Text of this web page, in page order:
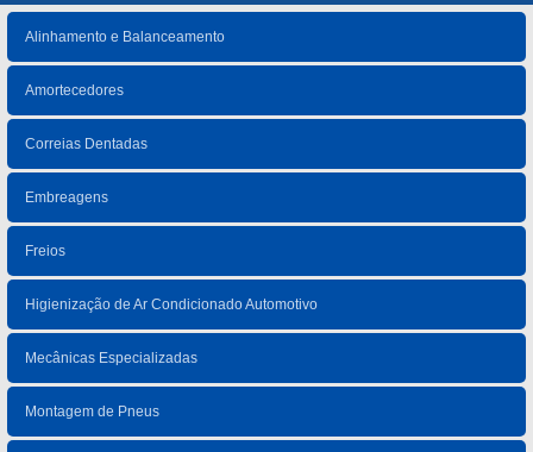
Alinhamento e Balanceamento
Amortecedores
Correias Dentadas
Embreagens
Freios
Higienização de Ar Condicionado Automotivo
Mecânicas Especializadas
Montagem de Pneus